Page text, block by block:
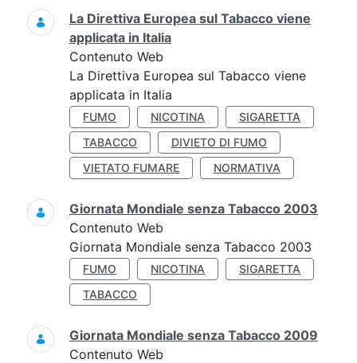
La Direttiva Europea sul Tabacco viene
applicata in Italia
Contenuto Web
La Direttiva Europea sul Tabacco viene
applicata in Italia
FUMO NICOTINA
SIGARETTA
TABACCO
DIVIETO DI FUMO
VIETATO FUMARE
NORMATIVA
Giornata Mondiale senza Tabacco 2003
Contenuto Web
Giornata Mondiale senza Tabacco 2003
FUMO NICOTINA
SIGARETTA
TABACCO
Giornata Mondiale senza Tabacco 2009
Contenuto Web